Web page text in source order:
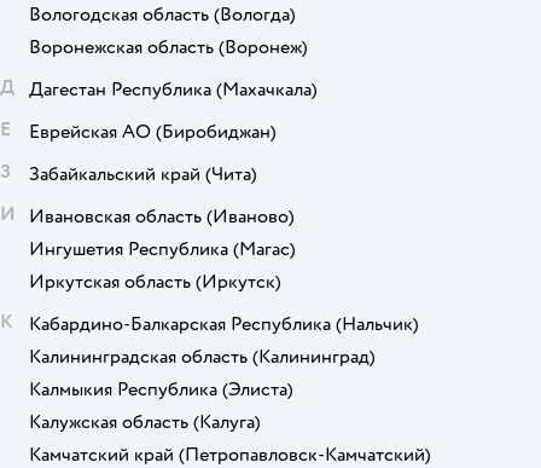
Вологодская область (Вологда)
Воронежская область (Воронеж)
Д Дагестан Республика (Махачкала)
Е
Еврейская АО (Биробиджан)
З
Забайкальский край (Чита)
И
Ивановская область (Иваново)
Ингушетия Республика (Магас)
Иркутская область (Иркутск)
К
Кабардино-Балкарская Республика (Нальчик)
Калининградская область (Калининград)
Калмыкия Республика (Элиста)
Калужская область (Калуга)
Камчатский край (Петропавловск-Камчатский)